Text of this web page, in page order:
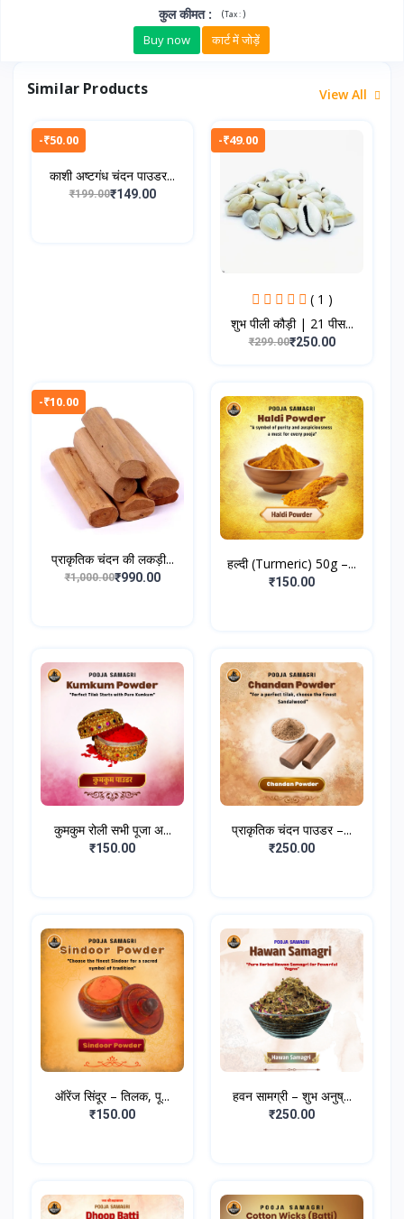
कुल कीमत: (Tax :)
Buy now कार्ट में जोड़ें
Similar Products View All
-₹50.00
काशी अष्टगंध चंदन पाउडर...
₹199.00₹149.00
-₹49.00
( 1 )
शुभ पीली कौड़ी | 21 पीस...
₹299.00₹250.00
-₹10.00
प्राकृतिक चंदन की लकड़ी...
₹1,000.00₹990.00
हल्दी (Turmeric) 50g –...
₹150.00
कुमकुम रोली सभी पूजा अ...
₹150.00
प्राकृतिक चंदन पाउडर –...
₹250.00
ऑरेंज सिंदूर – तिलक, पू...
₹150.00
हवन सामग्री – शुभ अनुष्...
₹250.00